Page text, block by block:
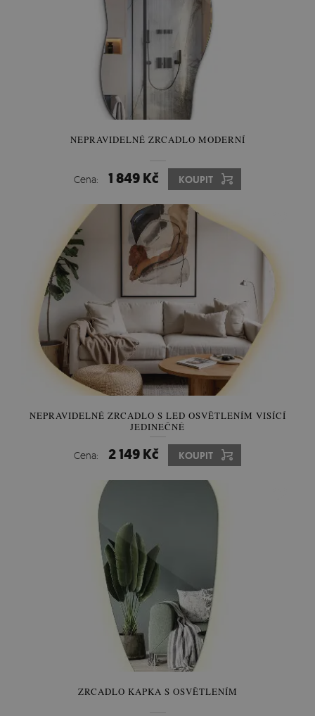
NEPRAVIDELNÉ ZRCADLO MODERNÍ
Cena: 1 849 Kč KOUPIT
NEPRAVIDELNÉ ZRCADLO S LED OSVĚTLENÍM VISÍCÍ
JEDINEČNÉ
Cena: 2 149 Kč KOUPIT
ZRCADLO KAPKA S OSVĚTLENÍM